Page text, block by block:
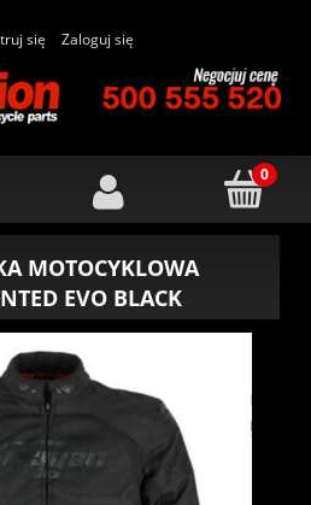
się Zaloguj się
MOTOCYKLOWA
EVO BLACK